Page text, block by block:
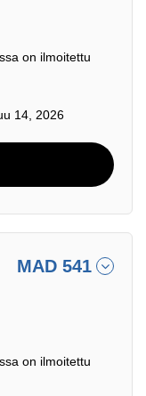
on ilmoitettu
14, 2026
MAD 541
on ilmoitettu